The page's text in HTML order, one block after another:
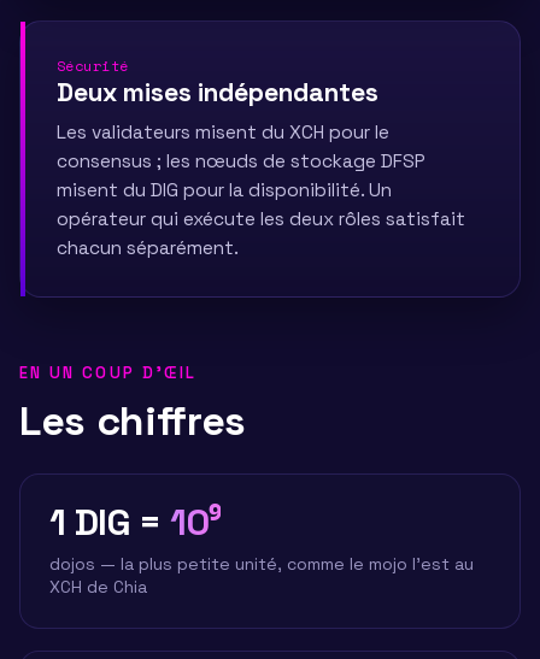
Sécurité
Deux mises indépendantes
Les validateurs misent du XCH pour le
consensus ; les nœuds de stockage DFSP
misent du DIG pour la disponibilité. Un
opérateur qui exécute les deux rôles satisfait
chacun séparément.
EN UN COUP D'ŒIL
Les chiffres
1 DIG =10⁹
dojos — la plus petite unité, comme le mojo l'est au
XCH de Chia